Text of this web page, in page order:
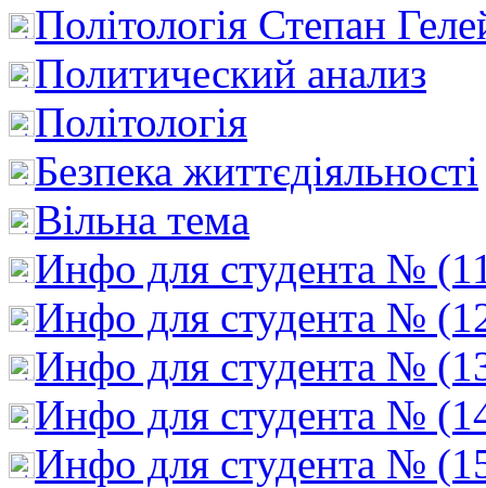
Політологія Степан
Политический анализ
Політологія
Безпека життєдіяльності
Вільна тема
Инфо для студента №
Инфо для студента №
Инфо для студента №
Инфо для студента №
Инфо для студента №